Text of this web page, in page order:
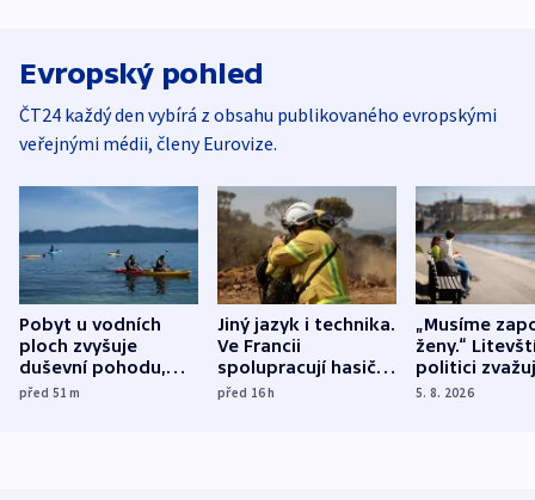
Evropský pohled
ČT24 každý den vybírá z obsahu publikovaného evropskými
veřejnými médii, členy Eurovize.
Pobyt u vodních
ploch zvyšuje
duševní pohodu,
ukázala
před 51m
Jiný jazyk i technika.
Ve Francii
spolupracují hasiči z
různých zemí
před 16h
„Musíme
ženy.“
politici
dohodu o
5. 8. 2026